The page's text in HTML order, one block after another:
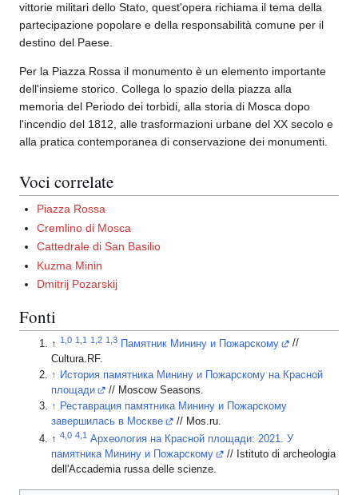
vittorie militari dello Stato, quest'opera richiama il tema della
partecipazione popolare e della responsabilità comune per il
destino del Paese.
Per la Piazza Rossa il monumento è un elemento importante
dell'insieme storico. Collega lo spazio della piazza alla
memoria del Periodo dei torbidi, alla storia di Mosca dopo
l'incendio del 1812, alle trasformazioni urbane del XX secolo e
alla pratica contemporanea di conservazione dei monumenti.
Voci correlate
Piazza Rossa
Cremlino di Mosca
Cattedrale di San Basilio
Kuzma Minin
Dmitrij Pozarskij
Fonti
↑1,0 1,1 1,2 1,3 Памятник Минину и Пожарскому
//
Cultura.RF.
↑ История памятника Минину и Пожарскому на Красной
площади
// Moscow Seasons.
↑ Реставрация памятника Минину и Пожарскому
завершилась в Москве
// Mos.ru.
↑4,0 4,1 Археология на Красной площади: 2021. У
памятника Минину и Пожарскому
// Istituto di archeologia
dell'Accademia russa delle scienze.